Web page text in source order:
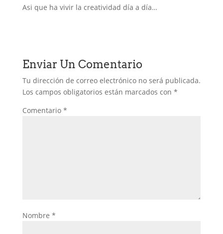
Asi que ha vivir la creatividad día a día…
Enviar Un Comentario
Tu dirección de correo electrónico no será publicada.
Los campos obligatorios están marcados con *
Comentario *
Nombre *